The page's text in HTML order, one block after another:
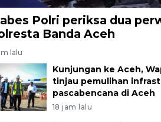
Polri periksa dua
Banda Aceh
lalu
Kunjungan ke Aceh,
tinjau pemulihan
pascabencana di Aceh
18 jam lalu